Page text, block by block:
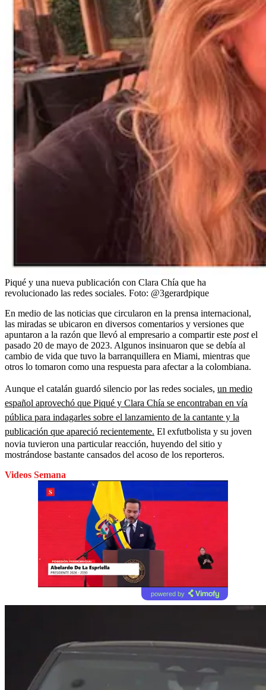
Piqué y una nueva publicación con Clara Chía que ha
revolucionado las redes sociales. Foto: @3gerardpique
En medio de las noticias que circularon en la prensa internacional,
las miradas se ubicaron en diversos comentarios y versiones que
apuntaron a la razón que llevó al empresario a compartir este postel
pasado 20 de mayo de 2023. Algunos insinuaron que se debía al
cambio de vida que tuvo la barranquillera en Miami, mientras que
otros lo tomaron como una respuesta para afectar a la colombiana.
Aunque el catalán guardó silencio por las redes sociales, un medio
español aprovechó que Piqué y Clara Chía se encontraban en vía
pública para indagarles sobre el lanzamiento de la cantante y la
publicación que apareció recientemente. El exfutbolista y su joven
novia tuvieron una particular reacción, huyendo del sitio y
mostrándose bastante cansados del acoso de los reporteros.
Videos Semana
powered by